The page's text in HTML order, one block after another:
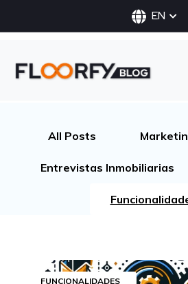
EN
All Posts
Entrevistas Inmobiliarias
FUNCIONALIDADES